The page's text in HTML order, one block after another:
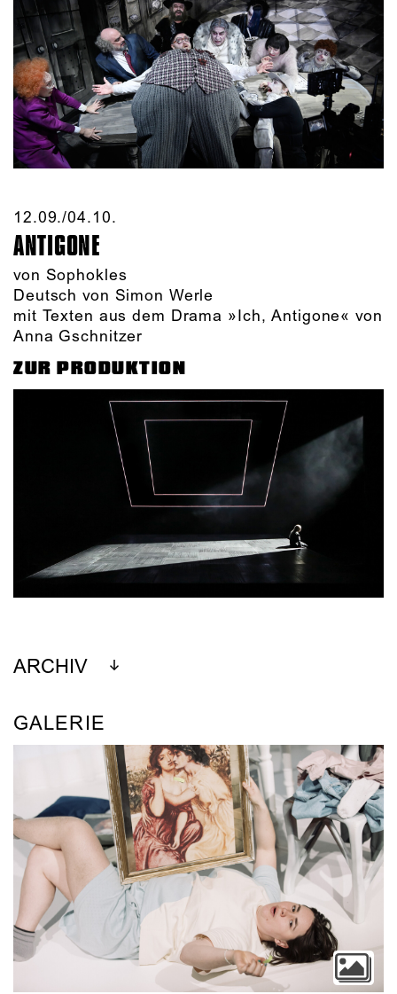
12.09./​04.10.​
ANTIGONE
von Sophokles
Deutsch von Simon Werle
mit Texten aus dem Drama »Ich, Antigone« von
Anna Gschnitzer
ZUR PRODUKTION
ARCHIV
GALERIE